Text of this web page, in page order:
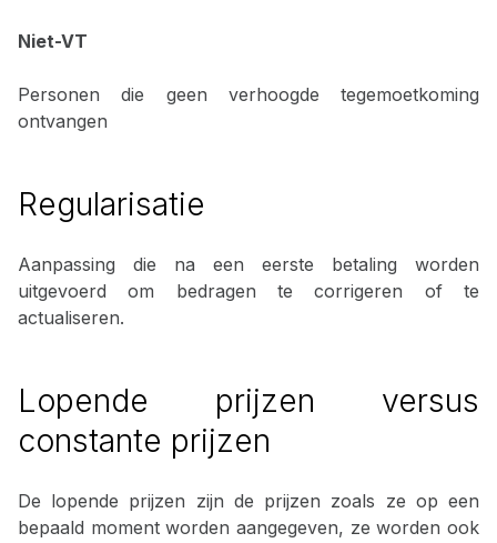
Niet-VT
Personen die geen verhoogde tegemoetkoming
ontvangen
Regularisatie
Aanpassing die na een eerste betaling worden
uitgevoerd om bedragen te corrigeren of te
actualiseren.
Lopende prijzen versus
constante prijzen
De lopende prijzen zijn de prijzen zoals ze op een
bepaald moment worden aangegeven, ze worden ook